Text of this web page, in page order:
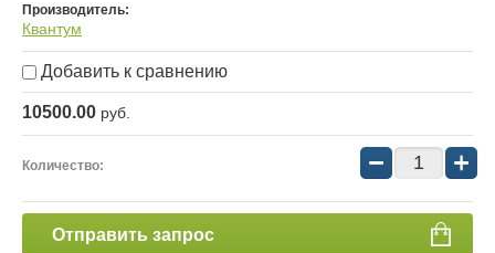
Производитель:
Квантум
Добавить к сравнению
10500.00 руб.
Количество: − +
Отправить запрос